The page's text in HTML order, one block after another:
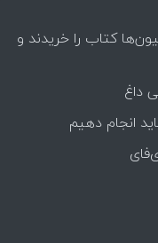
کتاب را خریدند و
داغ
انجام دهیم